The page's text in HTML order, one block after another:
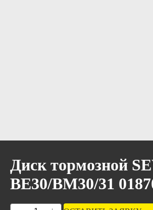
Диск тормозной
BE30/BM30/31